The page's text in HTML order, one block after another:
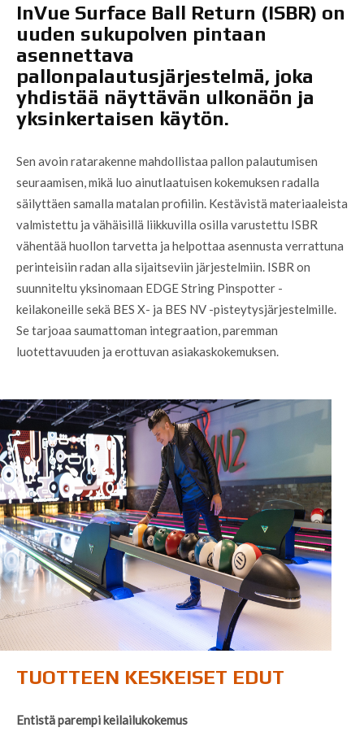
InVue Surface Ball Return (ISBR) on
uuden sukupolven pintaan
asennettava
pallonpalautusjärjestelmä, joka
yhdistää näyttävän ulkonäön ja
yksinkertaisen käytön.
Sen avoin ratarakenne mahdollistaa pallon palautumisen
seuraamisen, mikä luo ainutlaatuisen kokemuksen radalla
säilyttäen samalla matalan profiilin. Kestävistä materiaaleista
valmistettu ja vähäisillä liikkuvilla osilla varustettu ISBR
vähentää huollon tarvetta ja helpottaa asennusta verrattuna
perinteisiin radan alla sijaitseviin järjestelmiin. ISBR on
suunniteltu yksinomaan EDGE String Pinspotter -
keilakoneille sekä BES X- ja BES NV -pisteytysjärjestelmille.
Se tarjoaa saumattoman integraation, paremman
luotettavuuden ja erottuvan asiakaskokemuksen.
TUOTTEEN KESKEISET EDUT
Entistä parempi keilailukokemus